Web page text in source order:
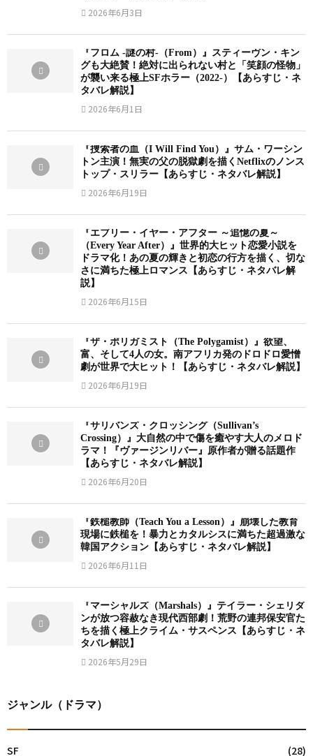
エ
ピ
ド
あ
ら
ネ
タ
バ
】
2026年6月3日
『フロム -謎の村-（From）』スティーヴン・キン
グも大絶賛！絶対に出られない村と「笑顔の怪物」
が襲い来る極上SFホラー（2022-）【あらすじ・ネ
タバレ解説】
2026年6月1日
『捜索者の血（I Will Find You）』サム・ワーシン
トン主演！無実の父の脱獄劇を描くNetflixのノンス
トップ・スリラー【あらすじ・ネタバレ解説】
2026年6月19日
『エブリー・イヤー・アフター ～追憶の夏～
（Every Year After）』世界的大ヒット恋愛小説を
ドラマ化！あの夏の輝きと初恋の行方を描く、切な
さに満ちた極上ロマンス【あらすじ・ネタバレ解
説】
2026年6月15日
『ザ・ポリガミスト（The Polygamist）』欲望、
富、そして4人の女。南アフリカ発のドロドロ愛憎
劇が世界で大ヒット！【あらすじ・ネタバレ解説】
2026年6月19日
『サリバンズ・クロッシング（Sullivan’s
Crossing）』大自然の中で傷を癒やす大人のメロド
ラマ！『ヴァージンリバー』原作者が贈る話題作
【あらすじ・ネタバレ解説】
2026年6月20日
『鉄槌教師（Teach You a Lesson）』崩壊した教育
現場に鉄槌を！暴力とカタルシスに満ちた超過激な
韓国アクション【あらすじ・ネタバレ解説】
2026年6月11日
『マーシャルズ（Marshals）』テイラー・シェリダ
ンが放つ容赦なき現代西部劇！荒野の連邦保安官た
ちを描く極上クライム・サスペンス【あらすじ・ネ
タバレ解説】
2026年5月29日
ジャンル（ドラマ）
SF (28)